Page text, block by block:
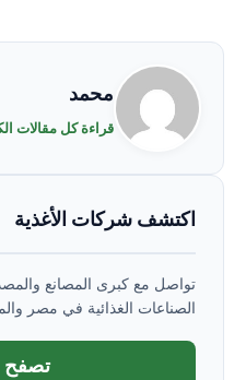
محمد
قراءة كل مقالات
اكتشف شركات الأغذية
تواصل مع كبرى المصانع
الصناعات الغذائية في مصر
تصفح